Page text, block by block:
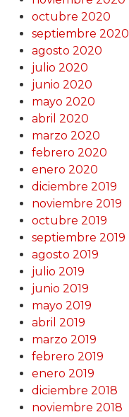
octubre 2020
septiembre 2020
agosto 2020
julio 2020
junio 2020
mayo 2020
abril 2020
marzo 2020
febrero 2020
enero 2020
diciembre 2019
noviembre 2019
octubre 2019
septiembre 2019
agosto 2019
julio 2019
junio 2019
mayo 2019
abril 2019
marzo 2019
febrero 2019
enero 2019
diciembre 2018
noviembre 2018